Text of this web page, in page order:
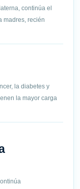
continúa el
madres, recién
la diabetes y
la mayor carga